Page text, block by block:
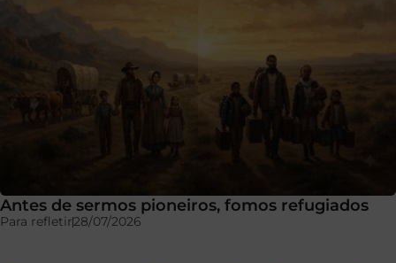
Antes de sermos pioneiros, fomos refugiados
Para refletir28/07/2026